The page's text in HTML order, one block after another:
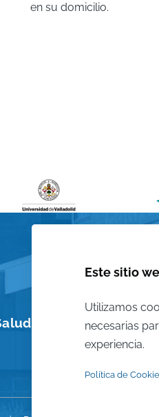
en su domicilio.
Este sitio
Utilizamos
necesarias
experiencia.
Política de